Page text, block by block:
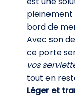
bord de
Avec son
ce porte
vos
tout en
Léger et